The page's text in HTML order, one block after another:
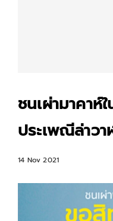
ชนเผ่ามาคา
ประเพณีล่าว
14 Nov 2021